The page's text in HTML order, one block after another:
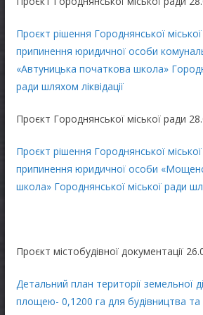
Проєкт рішення Городнянської
припинення юридичної особи
«Автуницька початкова школа»
ради шляхом ліквідації
Проєкт Городнянської міської ради
Проєкт рішення Городнянської
припинення юридичної особи
школа» Городнянської міської ради
Проєкт містобудівної документації
Детальний план території земельної
площею- 0,1200 га для будівництва та